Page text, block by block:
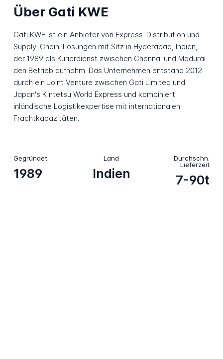
Über Gati KWE
Gati KWE ist ein Anbieter von Express-Distribution und
Supply-Chain-Lösungen mit Sitz in Hyderabad, Indien,
der 1989 als Kurierdienst zwischen Chennai und Madurai
den Betrieb aufnahm. Das Unternehmen entstand 2012
durch ein Joint Venture zwischen Gati Limited und
Japan's Kintetsu World Express und kombiniert
inländische Logistikexpertise mit internationalen
Frachtkapazitäten.
Gegründet
1989
Land
Indien
Durchschn.
Lieferzeit
7-90t